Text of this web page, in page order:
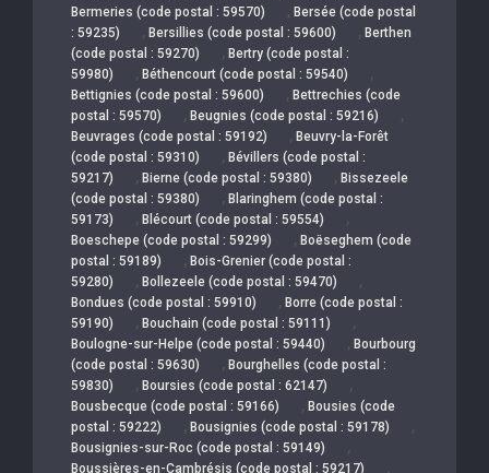
Bermeries (code postal : 59570) , Bersée (code postal
: 59235)
, Bersillies (code postal : 59600) , Berthen
(code postal : 59270)
, Bertry (code postal :
59980)
, Béthencourt (code postal : 59540) ,
Bettignies (code postal : 59600) , Bettrechies (code
postal : 59570)
, Beugnies (code postal : 59216) ,
Beuvrages (code postal : 59192) , Beuvry-la-Forêt
(code postal : 59310)
, Bévillers (code postal :
59217)
, Bierne (code postal : 59380) , Bissezeele
(code postal : 59380)
, Blaringhem (code postal :
59173)
, Blécourt (code postal : 59554) ,
Boeschepe (code postal : 59299) , Boëseghem (code
postal : 59189)
, Bois-Grenier (code postal :
59280)
, Bollezeele (code postal : 59470) ,
Bondues (code postal : 59910) , Borre (code postal :
59190)
, Bouchain (code postal : 59111) ,
Boulogne-sur-Helpe (code postal : 59440) , Bourbourg
(code postal : 59630)
, Bourghelles (code postal :
59830)
, Boursies (code postal : 62147) ,
Bousbecque (code postal : 59166) , Bousies (code
postal : 59222)
, Bousignies (code postal : 59178) ,
Bousignies-sur-Roc (code postal : 59149) ,
Boussières-en-Cambrésis (code postal : 59217) ,